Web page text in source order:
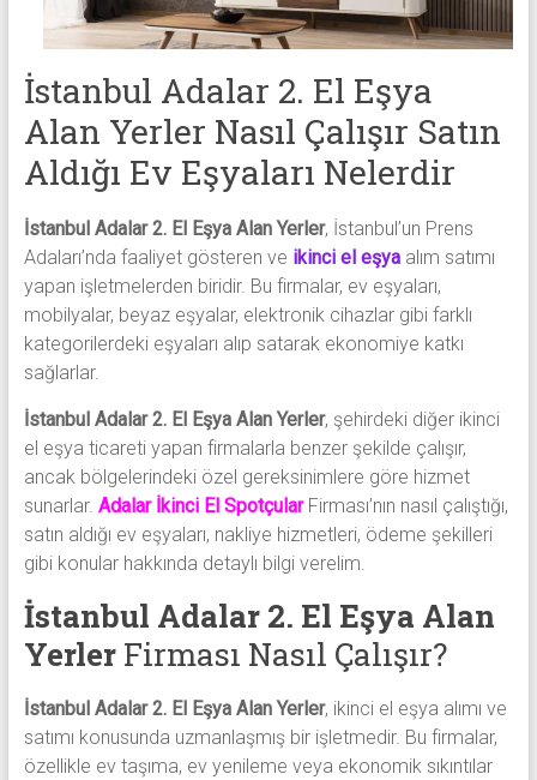
kombi
ve
mobilya
alımı
komple
eşya
alımı
yapıyor.
İstanbul Adalar 2. El Eşya
Alan Yerler Nasıl Çalışır Satın
Aldığı Ev Eşyaları Nelerdir
İstanbul Adalar 2. El Eşya Alan Yerler, İstanbul’un Prens
Adaları’nda faaliyet gösteren ve ikinci el eşyaalım satımı
yapan işletmelerden biridir. Bu firmalar, ev eşyaları,
mobilyalar, beyaz eşyalar, elektronik cihazlar gibi farklı
kategorilerdeki eşyaları alıp satarak ekonomiye katkı
sağlarlar.
İstanbul Adalar 2. El Eşya Alan Yerler, şehirdeki diğer ikinci
el eşya ticareti yapan firmalarla benzer şekilde çalışır,
ancak bölgelerindeki özel gereksinimlere göre hizmet
sunarlar. Adalar İkinci El SpotçularFirması’nın nasıl çalıştığı,
satın aldığı ev eşyaları, nakliye hizmetleri, ödeme şekilleri
gibi konular hakkında detaylı bilgi verelim.
İstanbul Adalar 2. El Eşya Alan
YerlerFirması Nasıl Çalışır?
İstanbul Adalar 2. El Eşya Alan Yerler, ikinci el eşya alımı ve
satımı konusunda uzmanlaşmış bir işletmedir. Bu firmalar,
özellikle ev taşıma, ev yenileme veya ekonomik sıkıntılar